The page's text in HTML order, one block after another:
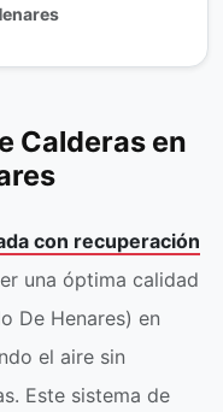
Calderas en
con recuperación
una óptima calidad
De Henares) en
el aire sin
Este sistema de